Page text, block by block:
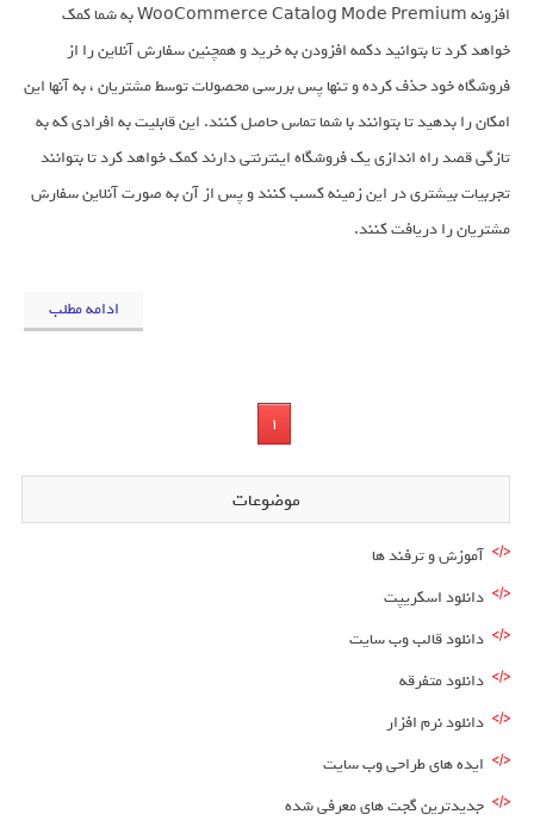
افزونه WooCommerce Catalog Mode Premium به شما کمک
خواهد کرد تا بتوانید دکمه افزودن به خرید و همچنین سفارش آنلاین را از
فروشگاه خود حذف کرده و تنها پس بررسی محصولات توسط مشتریان ، به آنها این
امکان را بدهید تا بتوانند با شما تماس حاصل کنند. این قابلیت به افرادی که به
تازگی قصد راه اندازی یک فروشگاه اینترنتی دارند کمک خواهد کرد تا بتوانند
تجربیات بیشتری در این زمینه کسب کنند و پس از آن به صورت آنلاین سفارش
مشتریان را دریافت کنند.
ادامه مطلب
1
موضوعات
آموزش و ترفند ها
دانلود اسکریپت
دانلود قالب وب سایت
دانلود متفرقه
دانلود نرم افزار
ایده های طراحی وب سایت
جدیدترین گجت های معرفی شده